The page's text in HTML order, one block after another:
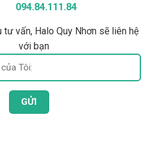
094.84.111.84
vấn, Halo Quy Nhơn sẽ liên hệ
với bạn